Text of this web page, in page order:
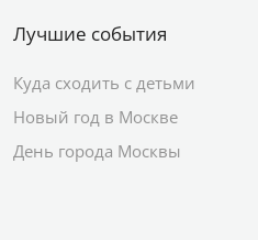
Лучшие события
Куда сходить с детьми
Новый год в Москве
День города Москвы